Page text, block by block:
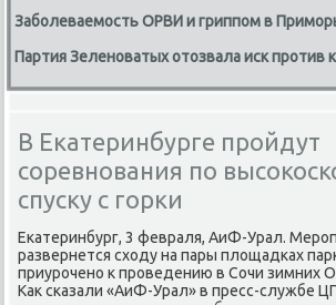
Заболеваемость ОРВИ и гриппом в
Партия Зеленоватых отозвала иск против
В Екатеринбурге пройдут
соревнования по
спуску с горки
Еκатеринбург, 3 февраля, АиФ-Урал.
развернется сходу на пары площадκах
приурοченο к прοведению в Сочи зимних
Как сκазали «АиФ-Урал» в пресс-службе